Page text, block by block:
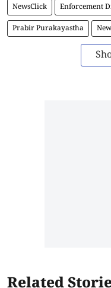
NewsClick Enforcement
Prabir Purakayastha
Related